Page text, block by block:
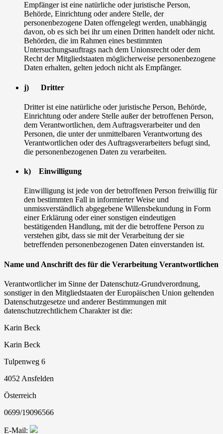
Empfänger ist eine natürliche oder juristische Person,
Behörde, Einrichtung oder andere Stelle, der
personenbezogene Daten offengelegt werden, unabhängig
davon, ob es sich bei ihr um einen Dritten handelt oder nicht.
Behörden, die im Rahmen eines bestimmten
Untersuchungsauftrags nach dem Unionsrecht oder dem
Recht der Mitgliedstaaten möglicherweise personenbezogene
Daten erhalten, gelten jedoch nicht als Empfänger.
j) Dritter
Dritter ist eine natürliche oder juristische Person, Behörde,
Einrichtung oder andere Stelle außer der betroffenen Person,
dem Verantwortlichen, dem Auftragsverarbeiter und den
Personen, die unter der unmittelbaren Verantwortung des
Verantwortlichen oder des Auftragsverarbeiters befugt sind,
die personenbezogenen Daten zu verarbeiten.
k) Einwilligung
Einwilligung ist jede von der betroffenen Person freiwillig für
den bestimmten Fall in informierter Weise und
unmissverständlich abgegebene Willensbekundung in Form
einer Erklärung oder einer sonstigen eindeutigen
bestätigenden Handlung, mit der die betroffene Person zu
verstehen gibt, dass sie mit der Verarbeitung der sie
betreffenden personenbezogenen Daten einverstanden ist.
Name und Anschrift des für die Verarbeitung Verantwortlichen
Verantwortlicher im Sinne der Datenschutz-Grundverordnung,
sonstiger in den Mitgliedstaaten der Europäischen Union geltenden
Datenschutzgesetze und anderer Bestimmungen mit
datenschutzrechtlichem Charakter ist die:
Karin Beck
Karin Beck
Tulpenweg 6
4052 Ansfelden
Österreich
0699/19096566
E-Mail: